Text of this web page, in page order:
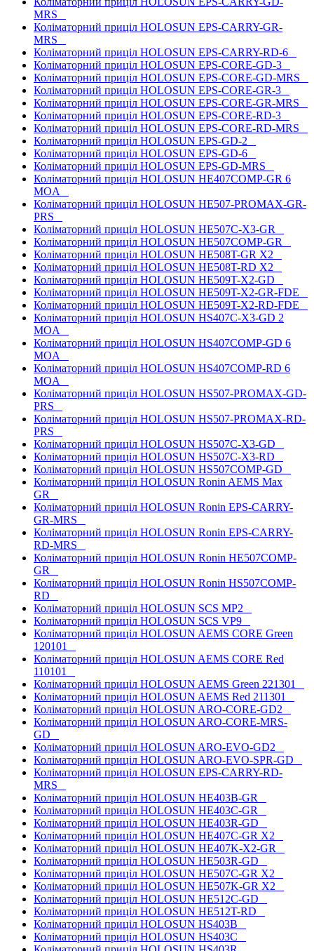
MRS
Коліматорний приціл HOLOSUN EPS-CARRY-GR-
MRS
Коліматорний приціл HOLOSUN EPS-CARRY-RD-6
Коліматорний приціл HOLOSUN EPS-CORE-GD-3
Коліматорний приціл HOLOSUN EPS-CORE-GD-MRS
Коліматорний приціл HOLOSUN EPS-CORE-GR-3
Коліматорний приціл HOLOSUN EPS-CORE-GR-MRS
Коліматорний приціл HOLOSUN EPS-CORE-RD-3
Коліматорний приціл HOLOSUN EPS-CORE-RD-MRS
Коліматорний приціл HOLOSUN EPS-GD-2
Коліматорний приціл HOLOSUN EPS-GD-6
Коліматорний приціл HOLOSUN EPS-GD-MRS
Коліматорний приціл HOLOSUN HE407COMP-GR 6
MOA
Коліматорний приціл HOLOSUN HE507-PROMAX-GR-
PRS
Коліматорний приціл HOLOSUN HE507C-X3-GR
Коліматорний приціл HOLOSUN HE507COMP-GR
Коліматорний приціл HOLOSUN HE508T-GR X2
Коліматорний приціл HOLOSUN HE508T-RD X2
Коліматорний приціл HOLOSUN HE509T-X2-GD
Коліматорний приціл HOLOSUN HE509T-X2-GR-FDE
Коліматорний приціл HOLOSUN HE509T-X2-RD-FDE
Коліматорний приціл HOLOSUN HS407C-X3-GD 2
MOA
Коліматорний приціл HOLOSUN HS407COMP-GD 6
MOA
Коліматорний приціл HOLOSUN HS407COMP-RD 6
MOA
Коліматорний приціл HOLOSUN HS507-PROMAX-GD-
PRS
Коліматорний приціл HOLOSUN HS507-PROMAX-RD-
PRS
Коліматорний приціл HOLOSUN HS507C-X3-GD
Коліматорний приціл HOLOSUN HS507C-X3-RD
Коліматорний приціл HOLOSUN HS507COMP-GD
Коліматорний приціл HOLOSUN Ronin AEMS Max
GR
Коліматорний приціл HOLOSUN Ronin EPS-CARRY-
GR-MRS
Коліматорний приціл HOLOSUN Ronin EPS-CARRY-
RD-MRS
Коліматорний приціл HOLOSUN Ronin HE507COMP-
GR
Коліматорний приціл HOLOSUN Ronin HS507COMP-
RD
Коліматорний приціл HOLOSUN SCS MP2
Коліматорний приціл HOLOSUN SCS VP9
Коліматорний приціл HOLOSUN AEMS CORE Green
120101
Коліматорний приціл HOLOSUN AEMS CORE Red
110101
Коліматорний приціл HOLOSUN AEMS Green 221301
Коліматорний приціл HOLOSUN AEMS Red 211301
Коліматорний приціл HOLOSUN ARO-CORE-GD2
Коліматорний приціл HOLOSUN ARO-CORE-MRS-
GD
Коліматорний приціл HOLOSUN ARO-EVO-GD2
Коліматорний приціл HOLOSUN ARO-EVO-SPR-GD
Коліматорний приціл HOLOSUN EPS-CARRY-RD-
MRS
Коліматорний приціл HOLOSUN HE403B-GR
Коліматорний приціл HOLOSUN HE403C-GR
Коліматорний приціл HOLOSUN HE403R-GD
Коліматорний приціл HOLOSUN HE407C-GR X2
Коліматорний приціл HOLOSUN HE407K-X2-GR
Коліматорний приціл HOLOSUN HE503R-GD
Коліматорний приціл HOLOSUN HE507C-GR X2
Коліматорний приціл HOLOSUN HE507K-GR X2
Коліматорний приціл HOLOSUN HE512C-GD
Коліматорний приціл HOLOSUN HE512T-RD
Коліматорний приціл HOLOSUN HS403B
Коліматорний приціл HOLOSUN HS403C